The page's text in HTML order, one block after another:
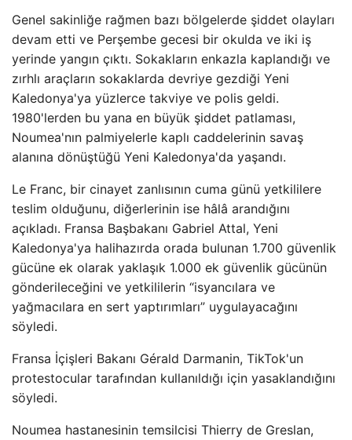
Genel sakinliğe rağmen bazı bölgelerde şiddet olayları
devam etti ve Perşembe gecesi bir okulda ve iki iş
yerinde yangın çıktı. Sokakların enkazla kaplandığı ve
zırhlı araçların sokaklarda devriye gezdiği Yeni
Kaledonya'ya yüzlerce takviye ve polis geldi.
1980'lerden bu yana en büyük şiddet patlaması,
Noumea'nın palmiyelerle kaplı caddelerinin savaş
alanına dönüştüğü Yeni Kaledonya'da yaşandı.
Le Franc, bir cinayet zanlısının cuma günü yetkililere
teslim olduğunu, diğerlerinin ise hâlâ arandığını
açıkladı. Fransa Başbakanı Gabriel Attal, Yeni
Kaledonya'ya halihazırda orada bulunan 1.700 güvenlik
gücüne ek olarak yaklaşık 1.000 ek güvenlik gücünün
gönderileceğini ve yetkililerin “isyancılara ve
yağmacılara en sert yaptırımları” uygulayacağını
söyledi.
Fransa İçişleri Bakanı Gérald Darmanin, TikTok'un
protestocular tarafından kullanıldığı için yasaklandığını
söyledi.
Noumea hastanesinin temsilcisi Thierry de Greslan,